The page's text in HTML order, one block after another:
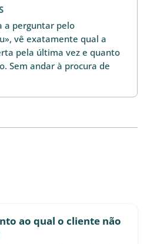
a perguntar pelo
vê exatamente qual a
pela última vez e quanto
Sem andar à procura de
ao qual o cliente não